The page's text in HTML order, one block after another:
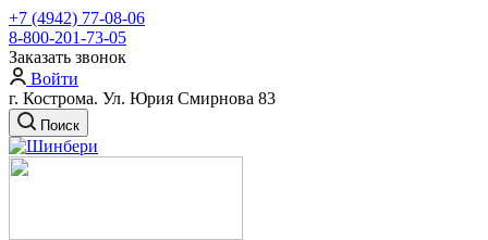
+7 (4942) 77-08-06
8-800-201-73-05
Заказать звонок
Войти
г. Кострома. Ул. Юрия Смирнова 83
Поиск